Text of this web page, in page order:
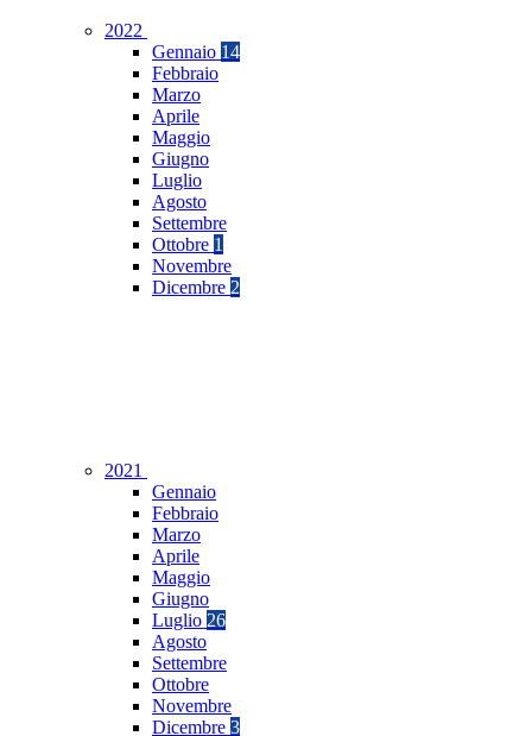
2022
Gennaio 14
Febbraio
Marzo
Aprile
Maggio
Giugno
Luglio
Agosto
Settembre
Ottobre 1
Novembre
Dicembre 2
2021
Gennaio
Febbraio
Marzo
Aprile
Maggio
Giugno
Luglio 26
Agosto
Settembre
Ottobre
Novembre
Dicembre 3